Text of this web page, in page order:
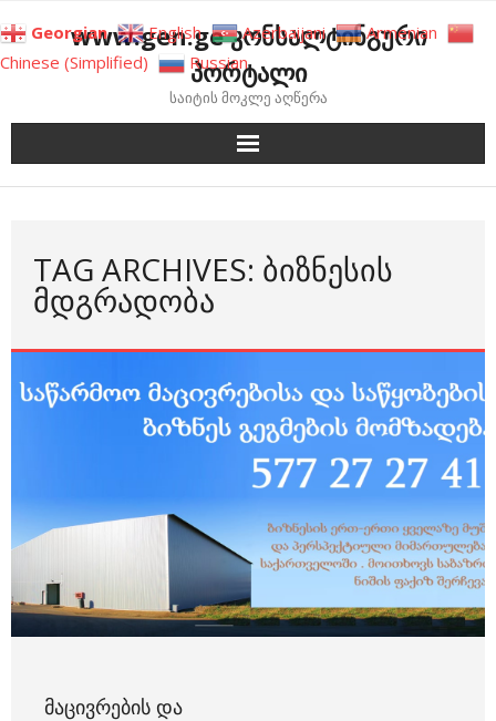
to
content
www.gen.ge კონსალტინგური
პორტალი
საიტის მოკლე აღწერა
TAG ARCHIVES: ᲑᲘᲖᲜᲔᲡᲘᲡ
ᲛᲓᲒᲠᲐᲓᲝᲑᲐ
ᲛᲐᲪᲘᲕᲠᲔᲑᲘᲡ ᲓᲐ
Georgian English Azerbaijani
Armenian
Chinese (Simplified)
Russian